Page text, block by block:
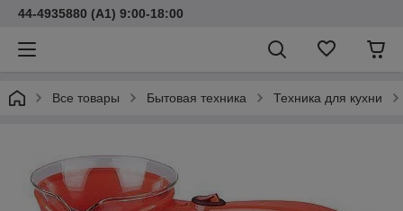
44-4935880 (A1) 9:00-18:00
Все товары Бытовая техника Техника для кухни